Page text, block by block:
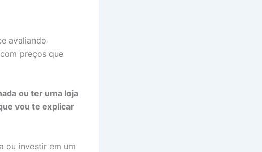
avaliando
preços que
ou ter uma loja
vou te explicar
ou investir em um